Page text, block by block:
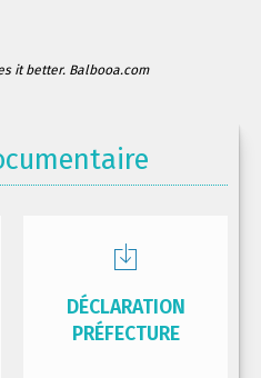
it better. Balbooa.com
DÉCLARATION
PRÉFECTURE